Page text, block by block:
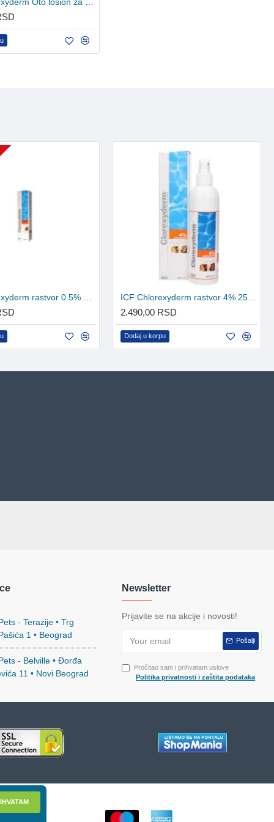
ICF Chlorexyderm rastvor 0.5% 200ml ICF Chlorexyderm rastvor 4% 250ml
2.490,00 RSD
Dodaj u korpu
- Terazije • Trg
1 • Beograd
- Belville • Đorđa
11 • Novi Beograd
Newsletter
Prijavite se na akcije i novosti!
Pošalji
Pročitao sam i prihvatam uslove
Politika privatnosti i zaštita podataka